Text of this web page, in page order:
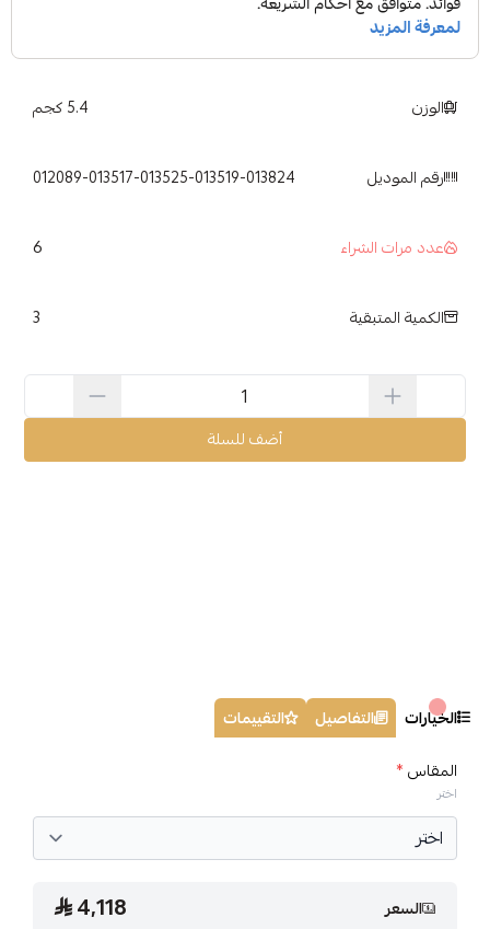
الوزن 5.4 كجم
رقم الموديل 012089-013517-013525-013519-013824
عدد مرات الشراء 6
الكمية المتبقية 3
أضف للسلة
الخيارات التفاصيل
التقييمات
المقاس*
اختر
السعر 4,118